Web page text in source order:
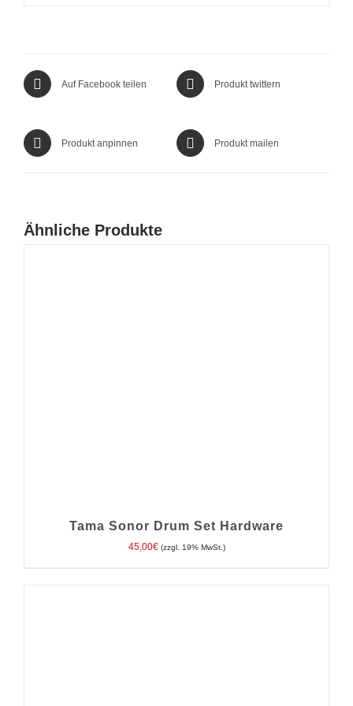
Auf Facebook teilen Produkt twittern
Produkt anpinnen Produkt mailen
Ähnliche Produkte
Tama Sonor Drum Set Hardware
45,00€ (zzgl. 19% MwSt.)